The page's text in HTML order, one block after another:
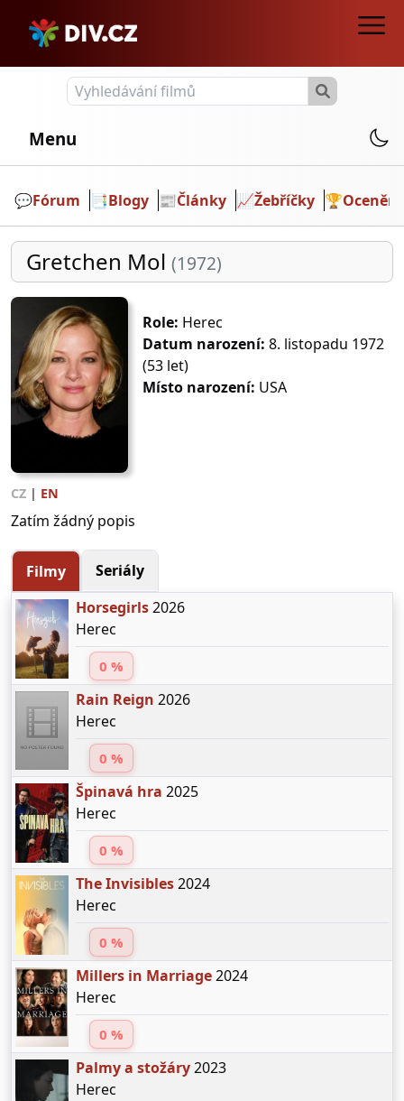
Menu
💬️Fórum 📑Blogy 📰Články 📈Žebříčky 🏆Ocenění
Gretchen Mol (1972)
Role: Herec
Datum narození: 8. listopadu 1972
(53 let)
Místo narození: USA
CZ | EN
Zatím žádný popis
Filmy
Seriály
Horsegirls2026
Herec
0 %
Rain Reign 2026
Herec
0 %
Špinavá hra 2025
Herec
0 %
The Invisibles2024
Herec
0 %
Millers in Marriage2024
Herec
0 %
Palmy a stožáry2023
Herec